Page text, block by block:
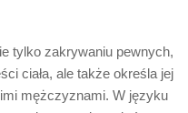
tylko zakrywaniu pewnych,
ciała, ale także określa jej
mężczyznami. W języku